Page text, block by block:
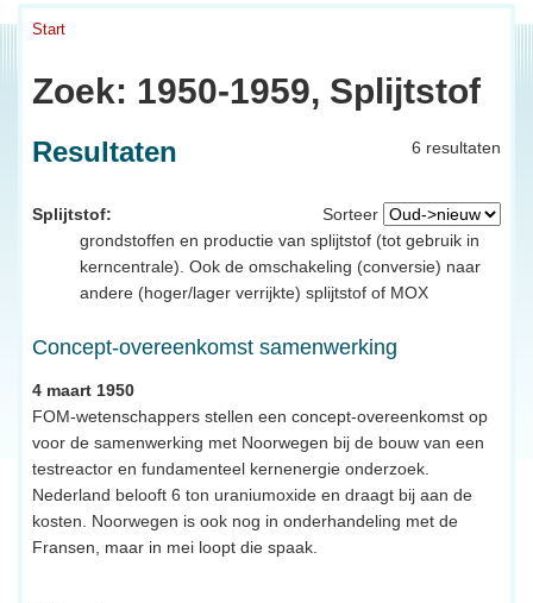
Start
Zoek: 1950-1959, Splijtstof
6 resultaten
Resultaten
Sorteer
Splijtstof:
grondstoffen en productie van splijtstof (tot gebruik in
kerncentrale). Ook de omschakeling (conversie) naar
andere (hoger/lager verrijkte) splijtstof of MOX
Concept-overeenkomst samenwerking
4 maart 1950
FOM-wetenschappers stellen een concept-overeenkomst op
voor de samenwerking met Noorwegen bij de bouw van een
testreactor en fundamenteel kernenergie onderzoek.
Nederland belooft 6 ton uraniumoxide en draagt bij aan de
kosten. Noorwegen is ook nog in onderhandeling met de
Fransen, maar in mei loopt die spaak.